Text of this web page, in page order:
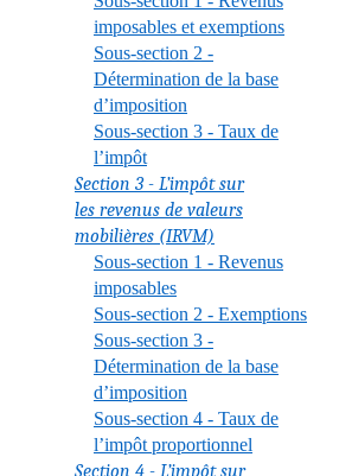
imposables et exemptions
Sous-section 2 -
Détermination de la base
d’imposition
Sous-section 3 - Taux de
l’impôt
Section 3 - L’impôt sur
les revenus de valeurs
mobilières (IRVM)
Sous-section 1 - Revenus
imposables
Sous-section 2 - Exemptions
Sous-section 3 -
Détermination de la base
d’imposition
Sous-section 4 - Taux de
l’impôt proportionnel
Section 4 - L’impôt sur